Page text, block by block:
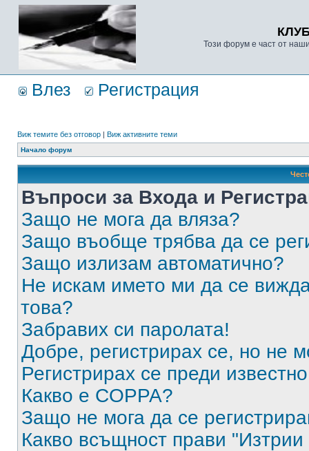
Този форум е част от
Влез Регистрация
Виж темите без отговор | Виж активните теми
Начало форум
Въпроси за Входа и
Защо не мога да вляза?
Защо въобще трябва да се
Защо излизам автоматично?
Не искам името ми да се
това?
Забравих си паролата!
Добре, регистрирах се, но не
Регистрирах се преди
Какво е COPPA?
Защо не мога да се
Какво всъщност прави "Изтрии